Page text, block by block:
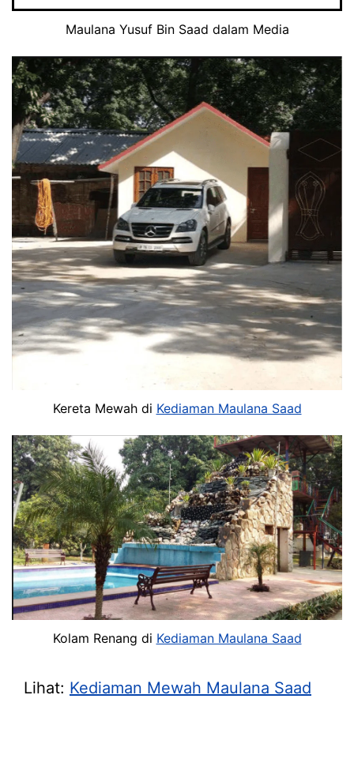
Maulana Yusuf Bin Saad dalam Media
Kereta Mewah di Kediaman Maulana Saad
Kolam Renang di Kediaman Maulana Saad
Lihat: Kediaman Mewah Maulana Saad